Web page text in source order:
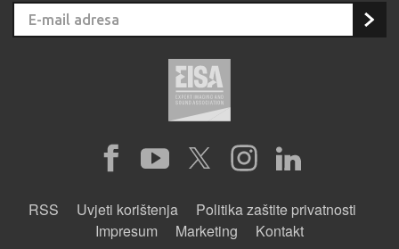
RSS Uvjeti korištenja
Politika zaštite privatnosti
Impresum
Marketing Kontakt